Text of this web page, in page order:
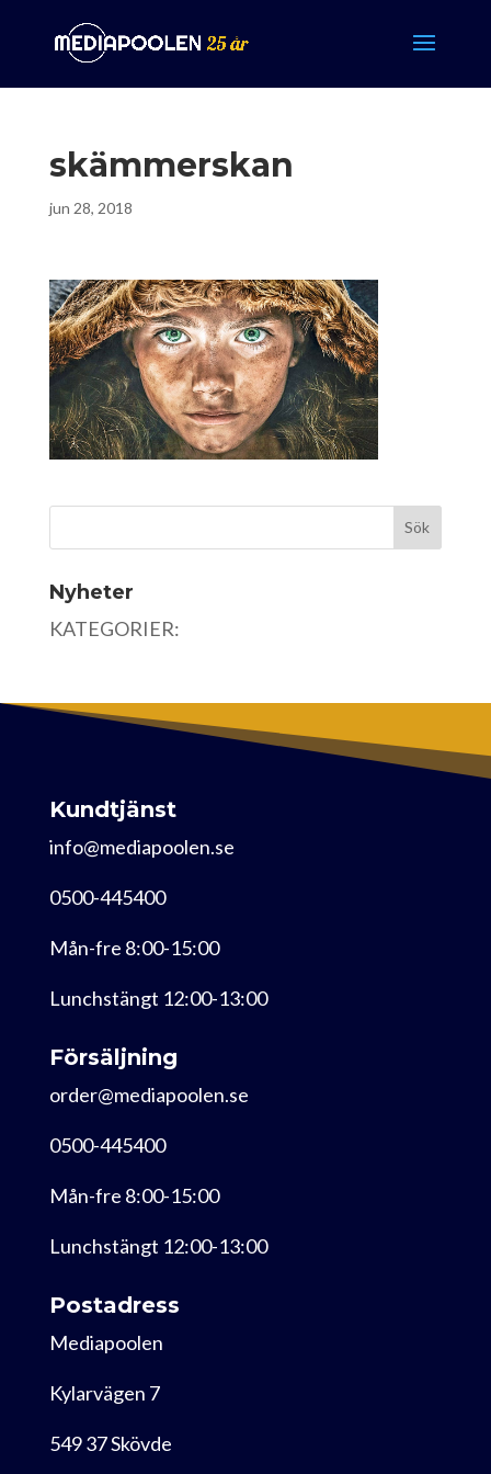
skämmerskan
jun 28, 2018
Nyheter
KATEGORIER:
Kundtjänst
info@mediapoolen.se
0500-445400
Mån-fre 8:00-15:00
Lunchstängt 12:00-13:00
Försäljning
order@mediapoolen.se
0500-445400
Mån-fre 8:00-15:00
Lunchstängt 12:00-13:00
Postadress
Mediapoolen
Kylarvägen 7
549 37 Skövde